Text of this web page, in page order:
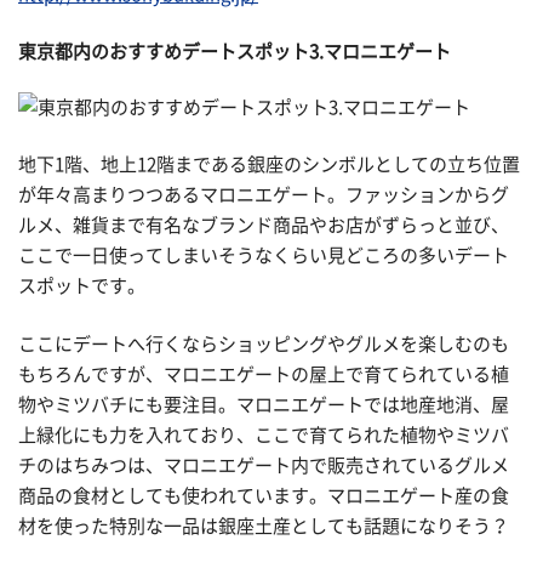
東京都内のおすすめデートスポット3.マロニエゲート
地下1階、地上12階まである銀座のシンボルとしての立ち位置
が年々高まりつつあるマロニエゲート。ファッションからグ
ルメ、雑貨まで有名なブランド商品やお店がずらっと並び、
ここで一日使ってしまいそうなくらい見どころの多いデート
スポットです。
ここにデートへ行くならショッピングやグルメを楽しむのも
もちろんですが、マロニエゲートの屋上で育てられている植
物やミツバチにも要注目。マロニエゲートでは地産地消、屋
上緑化にも力を入れており、ここで育てられた植物やミツバ
チのはちみつは、マロニエゲート内で販売されているグルメ
商品の食材としても使われています。マロニエゲート産の食
材を使った特別な一品は銀座土産としても話題になりそう？